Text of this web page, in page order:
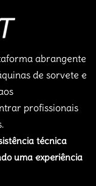
abrangente
de sorvete e
profissionais
técnica
uma experiência